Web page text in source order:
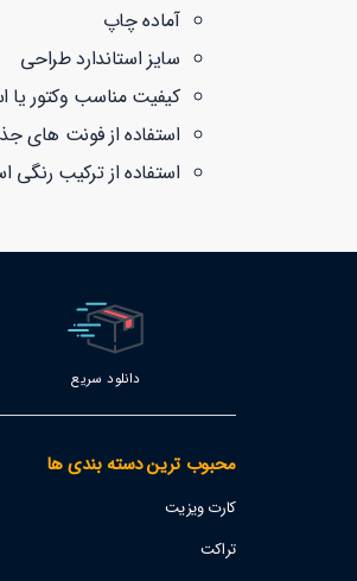
آماده چاپ
سایز استاندارد طراحی
کیفیت مناسب وکتور یا
استفاده از فونت های
استفاده از ترکیب رنگی
دانلود سریع
محبوب ترین دسته بندی ها
کارت ویزیت
تراکت